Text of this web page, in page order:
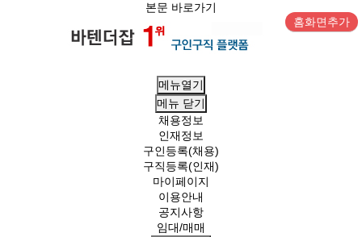
본문 바로가기
홈화면추가
메뉴열기
메뉴 닫기
채용정보
인재정보
구인등록(채용)
구직등록(인재)
마이페이지
이용안내
공지사항
임대/매매